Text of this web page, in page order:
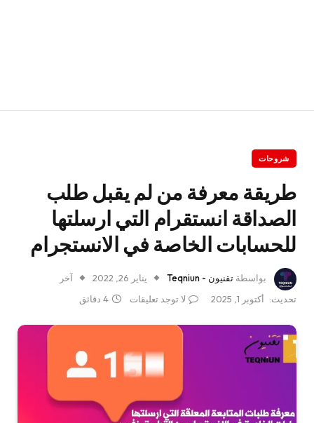
شروحات
طريقة معرفة من لم يقبل طلب
الصداقة انستقرام التي ارسلتها
للحسابات الخاصة في الانستجرام
بواسطة تقنيون - Teqniun يناير 26, 2022
آخر
تحديث:
أكتوبر 1, 2025 لا توجد تعليقات 4 دقائق